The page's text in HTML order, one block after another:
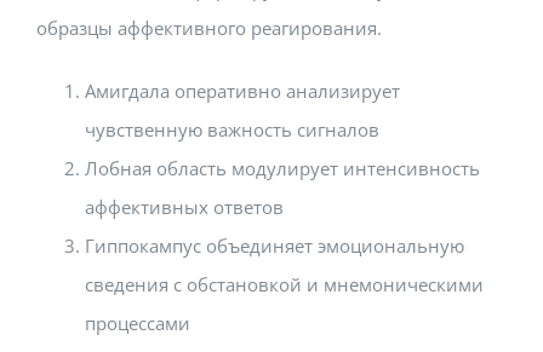
образцы аффективного реагирования.
Амигдала оперативно анализирует
чувственную важность сигналов
Лобная область модулирует интенсивность
аффективных ответов
Гиппокампус объединяет эмоциональную
сведения с обстановкой и мнемоническими
процессами